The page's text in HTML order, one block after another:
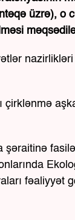
üzrə), o
çirklənmə
şəraitinə
fəaliyyət